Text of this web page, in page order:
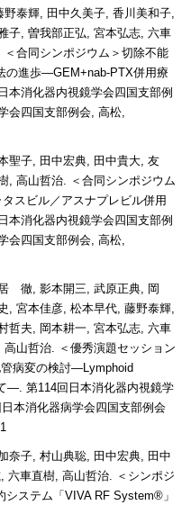
泰輝, 田中久美子, 香川美和子,
子, 曽我部正弘, 宮本弘志, 六車
合同シンポジウム＞切除不能
の進歩―GEM+nab-PTX併用療
消化器内視鏡学会四国支部例
会四国支部例会, 高松,
聖子, 田中宏典, 田中貴大, 友
高山哲治. ＜合同シンポジウム
スビル／アスナプレビル併用
本消化器内視鏡学会四国支部例
会四国支部例会, 高松,
徹, 影本開三, 武原正典, 岡
宮本佳彦, 松本早代, 藤野泰輝,
哲夫, 岡本耕一, 宮本弘志, 六車
山哲治. ＜優秀演題セッション
管病変の検討―Lymphoid
―. 第114回日本消化器内視鏡学
本消化器病学会四国支部例会
子, 村山典聡, 田中宏典, 田中
車直樹, 高山哲治. ＜シンポジ
システム「VIVA RF System®」